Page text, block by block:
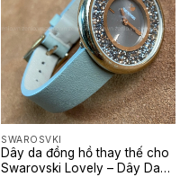
SWAROSVKI
Dây da đồng hồ thay thế cho
Swarovski Lovely – Dây Da